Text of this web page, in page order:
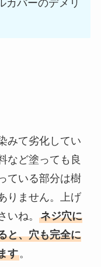
カバーのデメリ
みて劣化してい
など塗っても良
ている部分は樹
りません。上げ
いね。 ネジ穴に
と、穴も完全に
す。